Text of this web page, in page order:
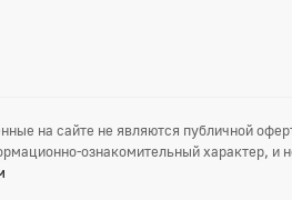
на сайте не являются публичной
ознакомительный характер,